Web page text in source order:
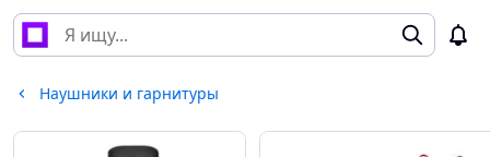
Наушники и гарнитуры